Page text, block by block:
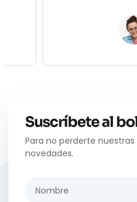
Suscríbete al
Para no perderte
novedades.